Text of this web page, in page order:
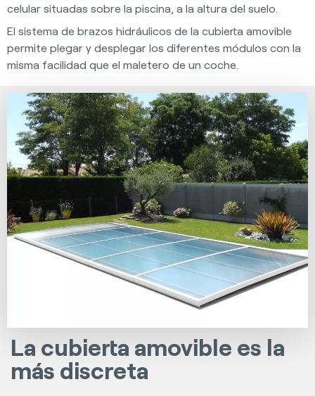
celular situadas sobre la piscina, a la altura del suelo.
El sistema de brazos hidráulicos de la cubierta amovible
permite plegar y desplegar los diferentes módulos con la
misma facilidad que el maletero de un coche.
La cubierta amovible es la
más discreta